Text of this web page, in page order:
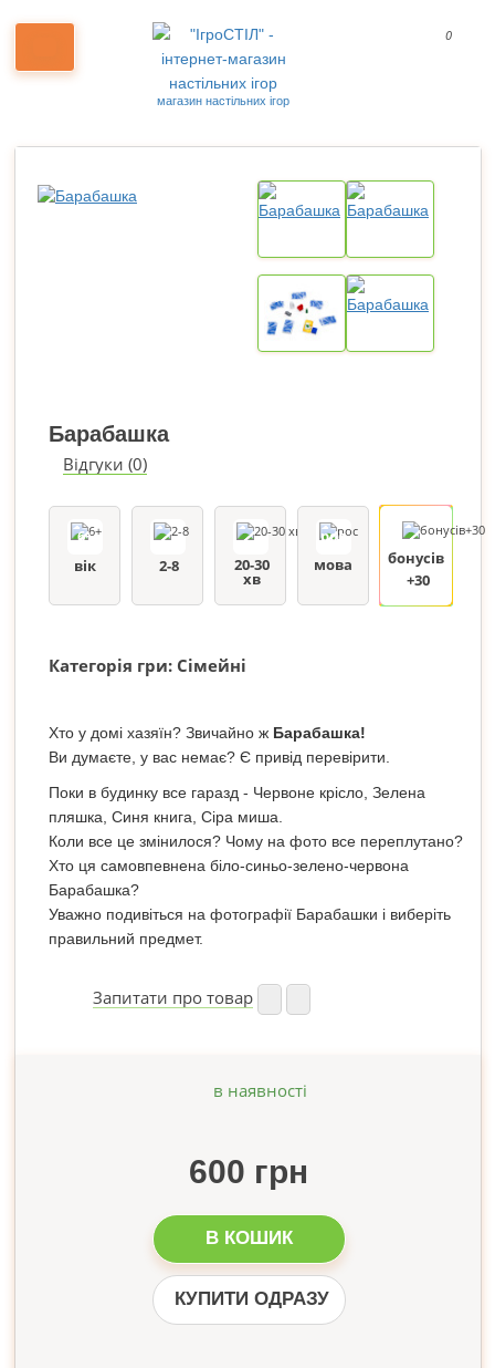
магазин настільних ігор
0
Барабашка
Відгуки (0)
вік
6+
2-8
20-30
хв
мова
рос
бонусів
+30
Категорія гри: Сімейні
Хто у домі хазяїн? Звичайно ж Барабашка!
Ви думаєте, у вас немає? Є привід перевірити.
Поки в будинку все гаразд - Червоне крісло, Зелена
пляшка, Синя книга, Сіра миша.
Коли все це змінилося? Чому на фото все переплутано?
Хто ця самовпевнена біло-синьо-зелено-червона
Барабашка?
Уважно подивіться на фотографії Барабашки і виберіть
правильний предмет.
Запитати про товар
в наявності
600 грн
В КОШИК
КУПИТИ ОДРАЗУ